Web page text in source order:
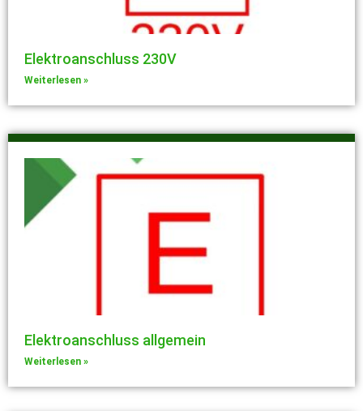
Elektroanschluss 230V
Weiterlesen »
Elektroanschluss allgemein
Weiterlesen »